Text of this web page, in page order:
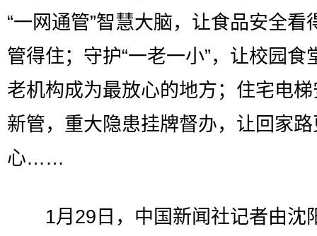
“一网通管”智慧大脑，让食品安全看
管得住；守护“一老一小”，让校园食
老机构成为最放心的地方；住宅电
新管，重大隐患挂牌督办，让回家
心……
1月29日，中国新闻社记者由沈